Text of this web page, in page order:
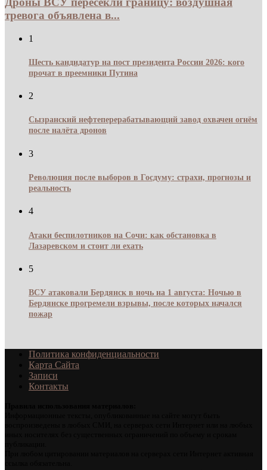
тревога объявлена в...
1
Шесть кандидатур на пост президента России 2026: кого
прочат в преемники Путина
2
Сызранский нефтеперерабатывающий завод охвачен огнём
после налёта дронов
3
Революция после выборов в Госдуму: страхи, прогнозы и
реальность
4
Атаки беспилотников на Сочи: как обстановка в
Лазаревском и стоит ли ехать
5
ВСУ атаковали Бердянск в ночь на 1 августа: Ночью в
Бердянске прогремели взрывы, после которых начался
пожар
Политика конфиденциальности
Карта Сайта
Записи
Контакты